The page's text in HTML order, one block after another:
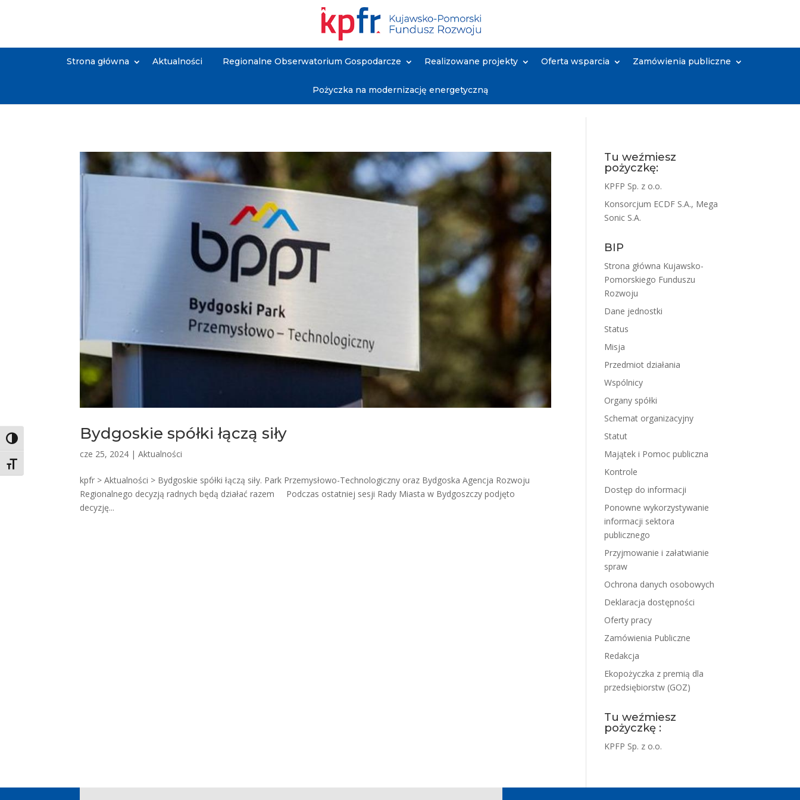
Toggle High Contrast
Toggle Font size
Strona główna Aktualności Regionalne Obserwatorium Gospodarcze Realizowane projekty Oferta wsparcia Zamówienia publiczne
Pożyczka na modernizację energetyczną
Bydgoskie spółki łączą siły
cze 25, 2024 |Aktualności
kpfr > Aktualności > Bydgoskie spółki łączą siły. Park Przemysłowo-Technologiczny oraz Bydgoska Agencja Rozwoju
Regionalnego decyzją radnych będą działać razem Podczas ostatniej sesji Rady Miasta w Bydgoszczy podjęto
decyzję...
Tu weźmiesz
pożyczkę:
KPFP Sp. z o.o.
Konsorcjum ECDF S.A., Mega
Sonic S.A.
BIP
Strona główna Kujawsko-
Pomorskiego Funduszu
Rozwoju
Dane jednostki
Status
Misja
Przedmiot działania
Wspólnicy
Organy spółki
Schemat organizacyjny
Statut
Majątek i Pomoc publiczna
Kontrole
Dostęp do informacji
Ponowne wykorzystywanie
informacji sektora
publicznego
Przyjmowanie i załatwianie
spraw
Ochrona danych osobowych
Deklaracja dostępności
Oferty pracy
Zamówienia Publiczne
Redakcja
Ekopożyczka z premią dla
przedsiębiorstw (GOZ)
Tu weźmiesz
pożyczkę :
KPFP Sp. z o.o.